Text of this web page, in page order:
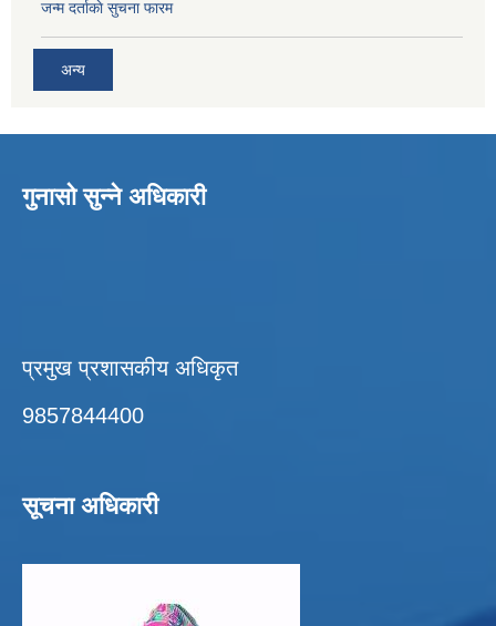
जन्म दर्ताकाे सुचना फारम
अन्य
गुनासो सुन्ने अधिकारी
प्रमुख प्रशासकीय अधिकृत
9857844400
सूचना अधिकारी